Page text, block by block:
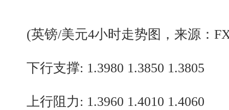
(英镑/美元4小时走势图，来源：
下行支撑: 1.3980 1.3850 1.3805
上行阻力: 1.3960 1.4010 1.4060